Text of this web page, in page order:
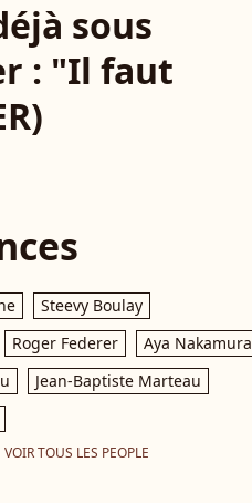
sous
: "Il faut
Steevy Boulay
Roger Federer
Aya Nakamura
Jean-Baptiste Marteau
VOIR TOUS LES PEOPLE